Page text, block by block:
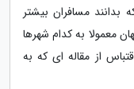
بدانند مسافران بیشتر
معمولا به کدام شهرها
از مقاله ای که به